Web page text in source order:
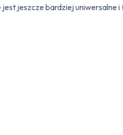
jeszcze bardziej uniwersalne i